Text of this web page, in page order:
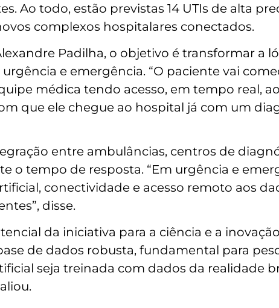
Ao todo, estão previstas 14 UTIs de alta
complexos hospitalares conectados.
Padilha, o objetivo é transformar a
e emergência. “O paciente vai
médica tendo acesso, em tempo real,
que ele chegue ao hospital já com um
entre ambulâncias, centros de
o tempo de resposta. “Em urgência e
conectividade e acesso remoto aos
disse.
da iniciativa para a ciência e a
de dados robusta, fundamental para
seja treinada com dados da realidade